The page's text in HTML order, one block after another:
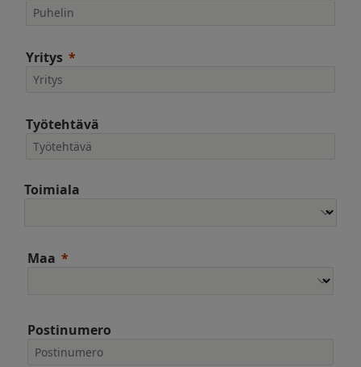
Yritys
Työtehtävä
Toimiala
Maa
Postinumero